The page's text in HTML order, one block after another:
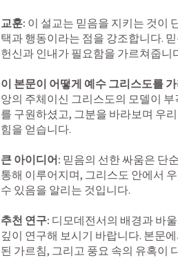
교훈: 이 설교는 믿음을 지키는 것이
택과 행동이라는 점을 강조합니다.
헌신과 인내가 필요함을 가르쳐줍니
이 본문이 어떻게 예수 그리스도를
앙의 주체이신 그리스도의 모델이
를 구원하셨고, 그분을 바라보며 우
힘을 얻습니다.
큰 아이디어: 믿음의 선한 싸움은 단
통해 이루어지며, 그리스도 안에서
수 있음을 알리는 것입니다.
추천 연구: 디모데전서의 배경과 바
깊이 연구해 보시기 바랍니다. 본문
된 가르침, 그리고 풍요 속의 유혹이